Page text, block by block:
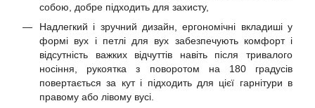
собою, добре підходить для захисту,
Надлегкий і зручний дизайн, ергономічні вкладиші у
формі вух і петлі для вух забезпечують комфорт і
відсутність важких відчуттів навіть після тривалого
носіння, рукоятка з поворотом на 180 градусів
повертається за кут і підходить для цієї гарнітури в
правому або лівому вусі.